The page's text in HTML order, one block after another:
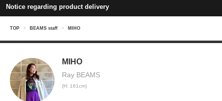
Notice regarding product delivery
TOP > BEAMS staff > MIHO
MIHO
Ray BEAMS
(H: 161cm)